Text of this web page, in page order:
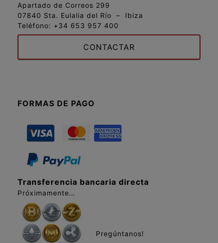
Apartado de Correos 299
07840 Sta. Eulalia del Río – Ibiza
Teléfono: +34 653 957 400
CONTACTAR
FORMAS DE PAGO
Transferencia bancaria directa
Próximamente…
Pregúntanos!